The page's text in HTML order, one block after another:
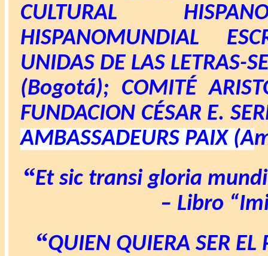
CULTURAL
HISPANOMUNDIAL
UNIDAS DE LAS LETRAS-
(Bogotá); COMITÉ
FUNDACION CÉSAR E.
AMBASSADEURS PAIX (A
“Et sic transi gloria
– Libro
“QUIEN QUIERA SER EL